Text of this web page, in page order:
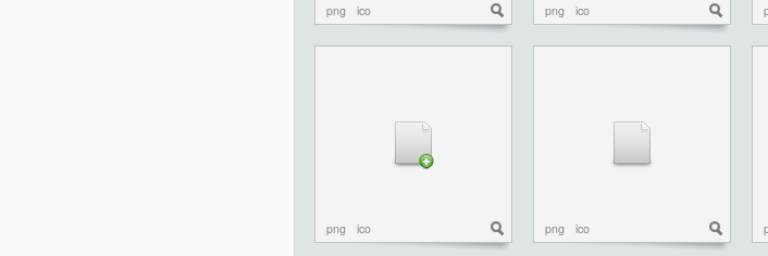
png ico png ico
png ico png ico